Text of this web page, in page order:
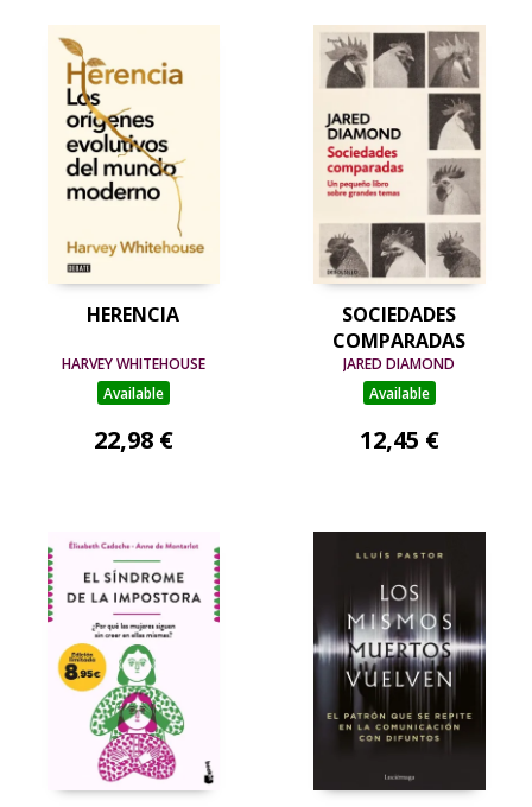
HERENCIA
HARVEY WHITEHOUSE
Available
22,98 €
SOCIEDADES
COMPARADAS
JARED DIAMOND
Available
12,45 €